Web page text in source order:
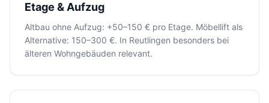
Etage & Aufzug
Altbau ohne Aufzug: +50–150 € pro Etage. Möbellift als
Alternative: 150–300 €. In Reutlingen besonders bei
älteren Wohngebäuden relevant.